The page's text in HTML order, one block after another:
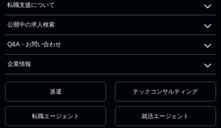
転職支援について
公開中の求人検索
Q&A・お問い合わせ
企業情報
派遣 テックコンサルティング
転職エージェント 就活エージェント